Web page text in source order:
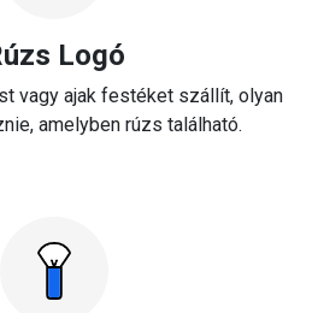
Logó
vagy ajak festéket szállít, olyan
amelyben rúzs található.